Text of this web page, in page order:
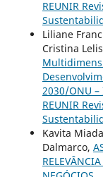
REUNIR
Liliane
Cristina
2030/ONU
REUNIR
Kavita
Dalmarco,